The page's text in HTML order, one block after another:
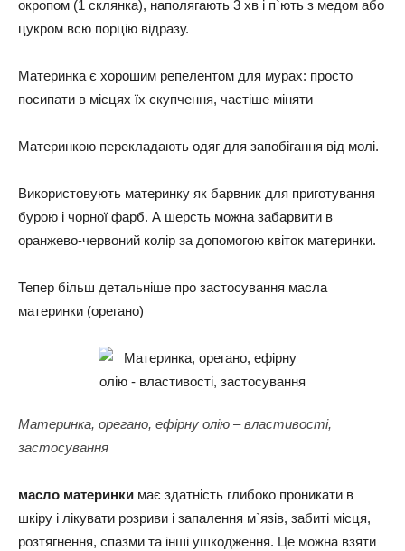
окропом (1 склянка), наполягають 3 хв і п`ють з медом або
цукром всю порцію відразу.
Материнка є хорошим репелентом для мурах: просто
посипати в місцях їх скупчення, частіше міняти
Материнкою перекладають одяг для запобігання від молі.
Використовують материнку як барвник для приготування
бурою і чорної фарб. А шерсть можна забарвити в
оранжево-червоний колір за допомогою квіток материнки.
Тепер більш детальніше про застосування масла
материнки (орегано)
Материнка, орегано, ефірну олію – властивості,
застосування
масло материнки має здатність глибоко проникати в
шкіру і лікувати розриви і запалення м`язів, забиті місця,
розтягнення, спазми та інші ушкодження. Це можна взяти